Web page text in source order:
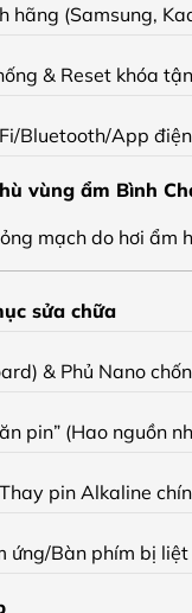
hãng (Samsung,
& Reset khóa
Bluetooth/App
vùng ẩm Bình
mạch do hơi ẩm
sửa chữa
& Phủ Nano
pin” (Hao nguồn
pin Alkaline
ứng/Bàn phím bị liệt